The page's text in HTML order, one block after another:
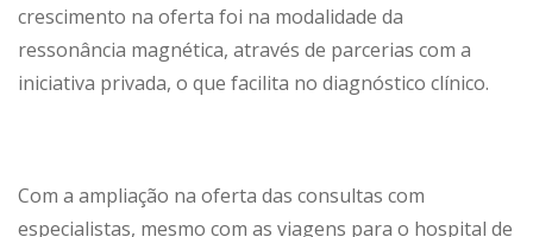
crescimento na oferta foi na modalidade da
ressonância magnética, através de parcerias com a
iniciativa privada, o que facilita no diagnóstico clínico.
Com a ampliação na oferta das consultas com
especialistas, mesmo com as viagens para o hospital de